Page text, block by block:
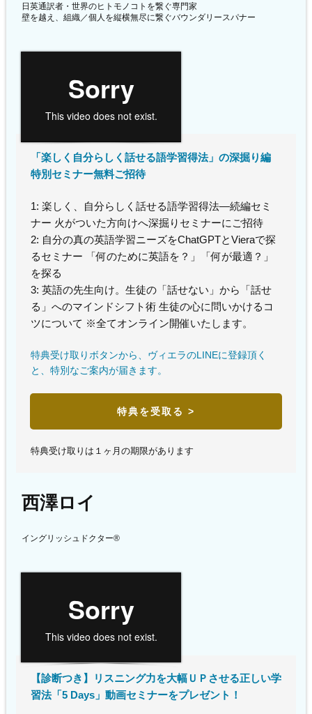
日英通訳者・世界のヒトモノコトを繋ぐ専門家
壁を越え、組織／個人を縦横無尽に繋ぐバウンダリースパナー
「楽しく自分らしく話せる語学習得法」の深掘り編
特別セミナー無料ご招待
1: 楽しく、自分らしく話せる語学習得法—続編セミ
ナー 火がついた方向けへ深掘りセミナーにご招待
2: 自分の真の英語学習ニーズをChatGPTとVieraで探
るセミナー 「何のために英語を？」「何が最適？」
を探る
3: 英語の先生向け。生徒の「話せない」から「話せ
る」へのマインドシフト術 生徒の心に問いかけるコ
ツについて ※全てオンライン開催いたします。
特典受け取りボタンから、ヴィエラのLINEに登録頂く
と、特別なご案内が届きます。
特典を受取る >
特典受け取りは１ヶ月の期限があります
西澤ロイ
イングリッシュドクター®️
【診断つき】リスニング力を大幅ＵＰさせる正しい学
習法「5 Days」動画セミナーをプレゼント！